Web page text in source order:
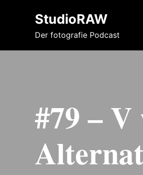
StudioRAW
Der fotografie Podcast
#79 –